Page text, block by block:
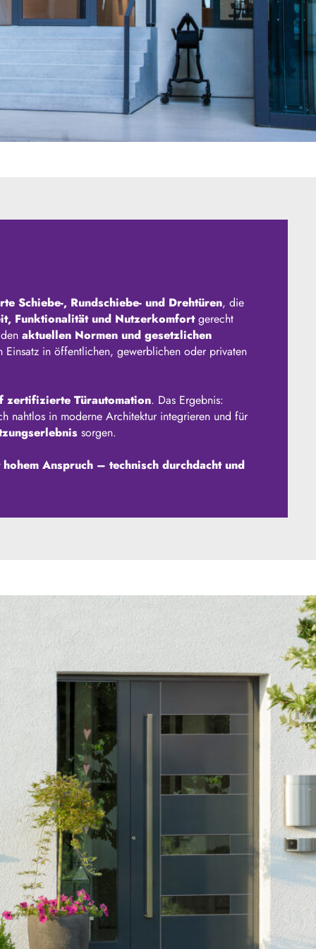
Schiebe-, Rundschiebe- und Drehtüren, die
Funktionalität und Nutzerkomfortgerecht
aktuellen Normen und gesetzlichen
in öffentlichen, gewerblichen oder privaten
zertifizierte Türautomation. Das Ergebnis:
nahtlos in moderne Architektur integrieren und für
sorgen.
Anspruch – technisch durchdacht und